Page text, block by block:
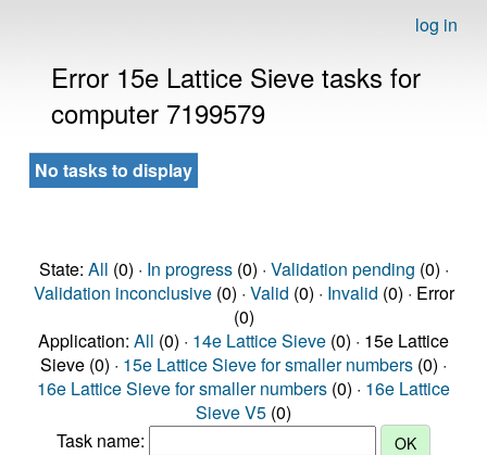
log in
Error 15e Lattice Sieve tasks for
computer 7199579
No tasks to display
State: All (0) · In progress(0) · Validation pending (0) ·
Validation inconclusive(0) · Valid (0) · Invalid (0) · Error
(0)
Application: All (0) · 14e Lattice Sieve (0) · 15e Lattice
Sieve (0) · 15e Lattice Sieve for smaller numbers (0) ·
16e Lattice Sieve for smaller numbers (0) · 16e Lattice
Sieve V5 (0)
Task name: